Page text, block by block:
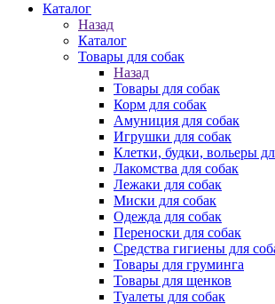
Каталог
Назад
Каталог
Товары для собак
Назад
Товары для собак
Корм для собак
Амуниция для собак
Игрушки для собак
Клетки, будки, вольеры
Лакомства для собак
Лежаки для собак
Миски для собак
Одежда для собак
Переноски для собак
Средства гигиены для
Товары для груминга
Товары для щенков
Туалеты для собак